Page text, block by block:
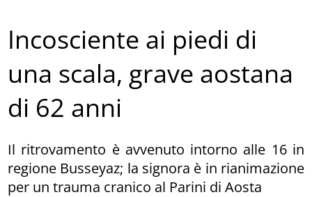
Incosciente ai piedi di
una scala, grave aostana
di 62 anni
Il ritrovamento è avvenuto intorno alle 16 in
regione Busseyaz; la signora è in rianimazione
per un trauma cranico al Parini di Aosta